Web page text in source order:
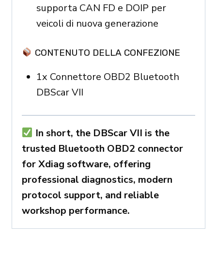
supporta CAN FD e DOIP per
veicoli di nuova generazione
CONTENUTO DELLA CONFEZIONE
1x Connettore OBD2 Bluetooth
DBScar VII
In short, the DBScar VII is the
trusted Bluetooth OBD2 connector
for Xdiag software, offering
professional diagnostics, modern
protocol support, and reliable
workshop performance.